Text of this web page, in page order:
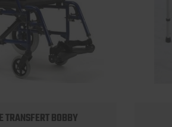
TRANSFERT BOBBY